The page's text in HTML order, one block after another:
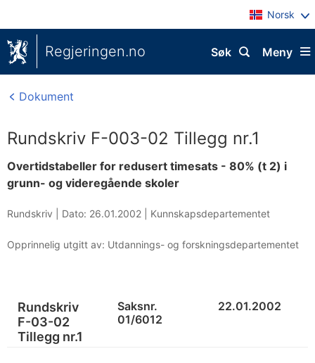
Norsk
Regjeringen.no Meny
Søk
Dokument
Rundskriv F-003-02 Tillegg nr.1
Overtidstabeller for redusert timesats - 80% (t 2) i
grunn- og videregående skoler
Rundskriv | Dato: 26.01.2002 Kunnskapsdepartementet
Opprinnelig utgitt av: Utdannings- og forskningsdepartementet
Rundskriv
F-03-02
Tillegg nr.1
Saksnr.
01/6012
22.01.2002